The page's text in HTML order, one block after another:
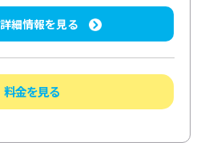
細情報を見る
料金を見る